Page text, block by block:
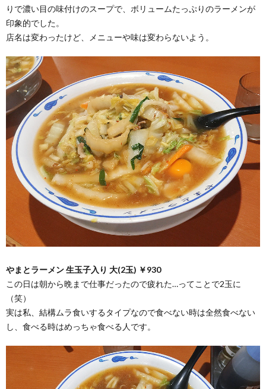
りで濃い目の味付けのスープで、ボリュームたっぷりのラーメンが
印象的でした。
店名は変わったけど、メニューや味は変わらないよう。
やまとラーメン 生玉子入り 大(2玉) ￥930
この日は朝から晩まで仕事だったので疲れた…ってことで2玉に
（笑）
実は私、結構ムラ食いするタイプなので食べない時は全然食べない
し、食べる時はめっちゃ食べる人です。